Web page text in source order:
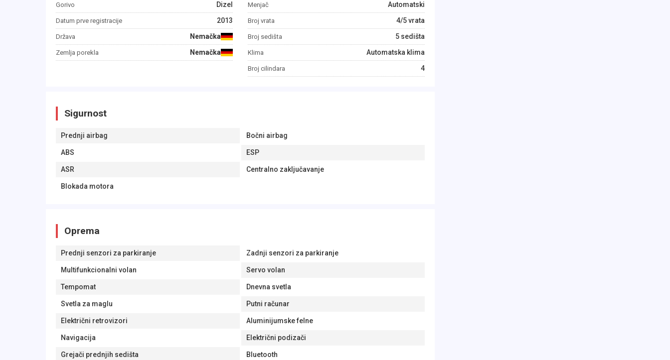
Gorivo Dizel
Datum prve registracije 2013
Država Nemačka
Zemlja porekla Nemačka
Menjač Automatski
Broj vrata 4/5 vrata
Broj sedišta 5 sedišta
Klima Automatska klima
Broj cilindara 4
Sigurnost
Prednji airbag Bočni airbag
ABS ESP
ASR Centralno zaključavanje
Blokada motora
Oprema
Prednji senzori za parkiranje Zadnji senzori za parkiranje
Multifunkcionalni volan Servo volan
Tempomat Dnevna svetla
Svetla za maglu Putni računar
Električni retrovizori Aluminijumske felne
Navigacija Električni podizači
Grejači prednjih sedišta Bluetooth